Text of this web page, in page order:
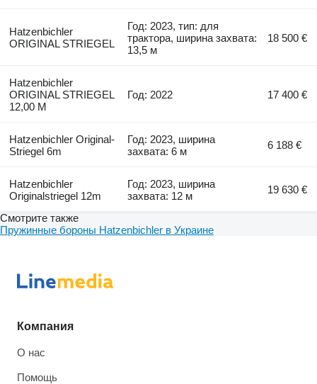
Hatzenbichler
ORIGINAL STRIEGEL
Год: 2023, тип: для
трактора, ширина захвата:
13,5 м
18 500 €
Hatzenbichler
ORIGINAL STRIEGEL
12,00 M
Год: 2022 17 400 €
Hatzenbichler Original-
Striegel 6m
Год: 2023, ширина
захвата: 6 м
6 188 €
Hatzenbichler
Originalstriegel 12m
Год: 2023, ширина
захвата: 12 м
19 630 €
Смотрите также
Пружинные бороны Hatzenbichler в Украине
Компания
О нас
Помощь